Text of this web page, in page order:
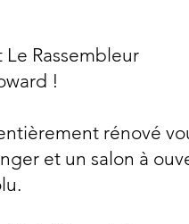
Rassembleur
!
rénové
et un salon à